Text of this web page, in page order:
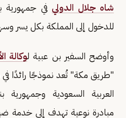
شاه جلال الدولي في جمهورية
للدخول إلى المملكة بكل يسر
وأوضح السفير بن عبية لوكالة
"طريق مكة" تُعد نموذجًا رائدًا في
العربية السعودية وجمهورية
مبادرة نوعية تهدف إلى خدمة